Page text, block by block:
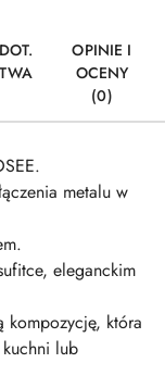
OPINIE I
OCENY
(0)
metalu w
eleganckim
kompozycję, która
lub